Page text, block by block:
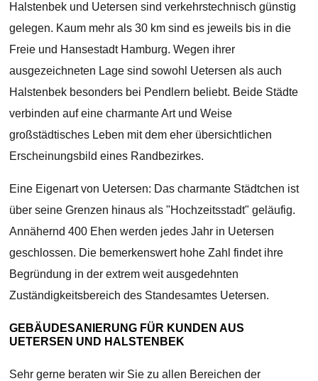
Halstenbek und Uetersen sind verkehrstechnisch günstig
gelegen. Kaum mehr als 30 km sind es jeweils bis in die
Freie und Hansestadt Hamburg. Wegen ihrer
ausgezeichneten Lage sind sowohl Uetersen als auch
Halstenbek besonders bei Pendlern beliebt. Beide Städte
verbinden auf eine charmante Art und Weise
großstädtisches Leben mit dem eher übersichtlichen
Erscheinungsbild eines Randbezirkes.
Eine Eigenart von Uetersen: Das charmante Städtchen ist
über seine Grenzen hinaus als "Hochzeitsstadt" geläufig.
Annähernd 400 Ehen werden jedes Jahr in Uetersen
geschlossen. Die bemerkenswert hohe Zahl findet ihre
Begründung in der extrem weit ausgedehnten
Zuständigkeitsbereich des Standesamtes Uetersen.
GEBÄUDESANIERUNG FÜR KUNDEN AUS
UETERSEN UND HALSTENBEK
Sehr gerne beraten wir Sie zu allen Bereichen der